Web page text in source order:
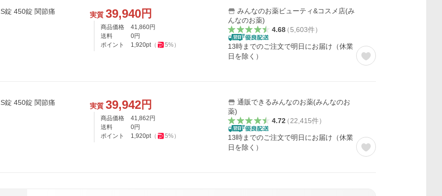
錠 450錠 関節痛 実質 39,940円
商品価格 41,860円
送料
0円
ポイント
1,920pt（ 5%）
みんなのお薬ビューティ&コスメ店(み
んなのお薬)
4.68（5,603件）
13時までのご注文で明日にお届け（休業
日を除く）
錠 450錠 関節痛 実質 39,942円
商品価格 41,862 円
送料
0円
ポイント
1,920pt（ 5%）
通販できるみんなのお薬(みんなのお
薬)
4.72（22,415件）
13時までのご注文で明日にお届け（休業
日を除く）